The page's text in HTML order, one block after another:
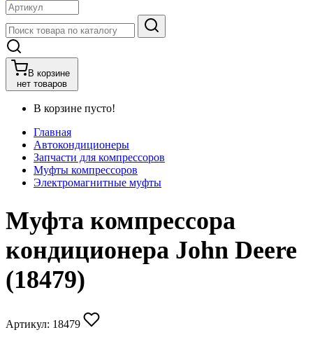
В корзине
нет товаров
В корзине пусто!
Главная
Автокондиционеры
Запчасти для компрессоров
Муфты компрессоров
Электромагнитные муфты
Муфта компрессора
кондиционера John Deere
(18479)
Артикул: 18479